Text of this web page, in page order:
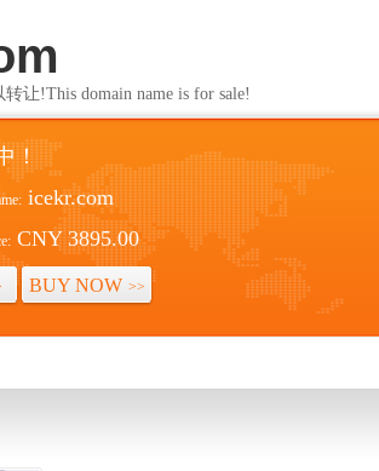
让!This domain name is for sale!
！
icekr.com
CNY 3895.00
BUY NOW >>